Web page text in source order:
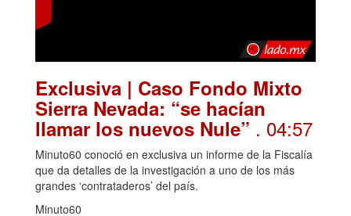
Exclusiva | Caso Fondo Mixto
Sierra Nevada: “se hacían
llamar los nuevos Nule” . 04:57
Minuto60 conoció en exclusiva un informe de la Fiscalía
que da detalles de la investigación a uno de los más
grandes ‘contrataderos’ del país.
Minuto60